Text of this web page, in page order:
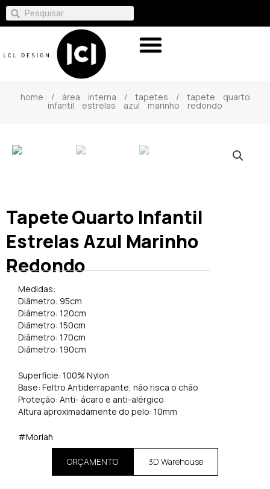
home / área interna / tapetes / tapete quarto
infantil estrelas azul marinho redondo
Tapete Quarto Infantil
Estrelas Azul Marinho
Redondo
Medidas:
Diâmetro: 95cm
Diâmetro: 120cm
Diâmetro: 150cm
Diâmetro: 170cm
Diâmetro: 190cm
Superfície: 100% Nylon
Base: Feltro Antiderrapante, não risca o chão
Proteção: Anti- ácaro e anti-alérgico
Altura aproximadamente do pelo: 10mm
#Moriah
ORÇAMENTO 3D Warehouse